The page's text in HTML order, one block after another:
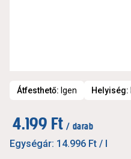
Átfesthető: Igen Helyiség:
4.199 Ft / darab
Egységár: 14.996 Ft / l